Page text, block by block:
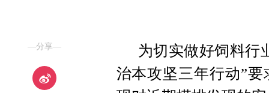
—分享—
为切实做好饲料行
治本攻坚三年行动”